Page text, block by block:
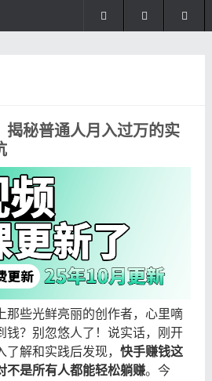
揭秘普通人月入过万的实
那些光鲜亮丽的创作者，心里嘀
钱？别忽悠人了！说实话，刚开
解和实践后发现， 快手赚钱这
不是所有人都能轻松躺赚。今